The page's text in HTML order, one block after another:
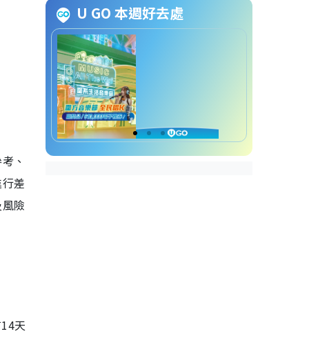
、
差
險
天
高級項目經理招聘查詢方法
U GO 本週好去處